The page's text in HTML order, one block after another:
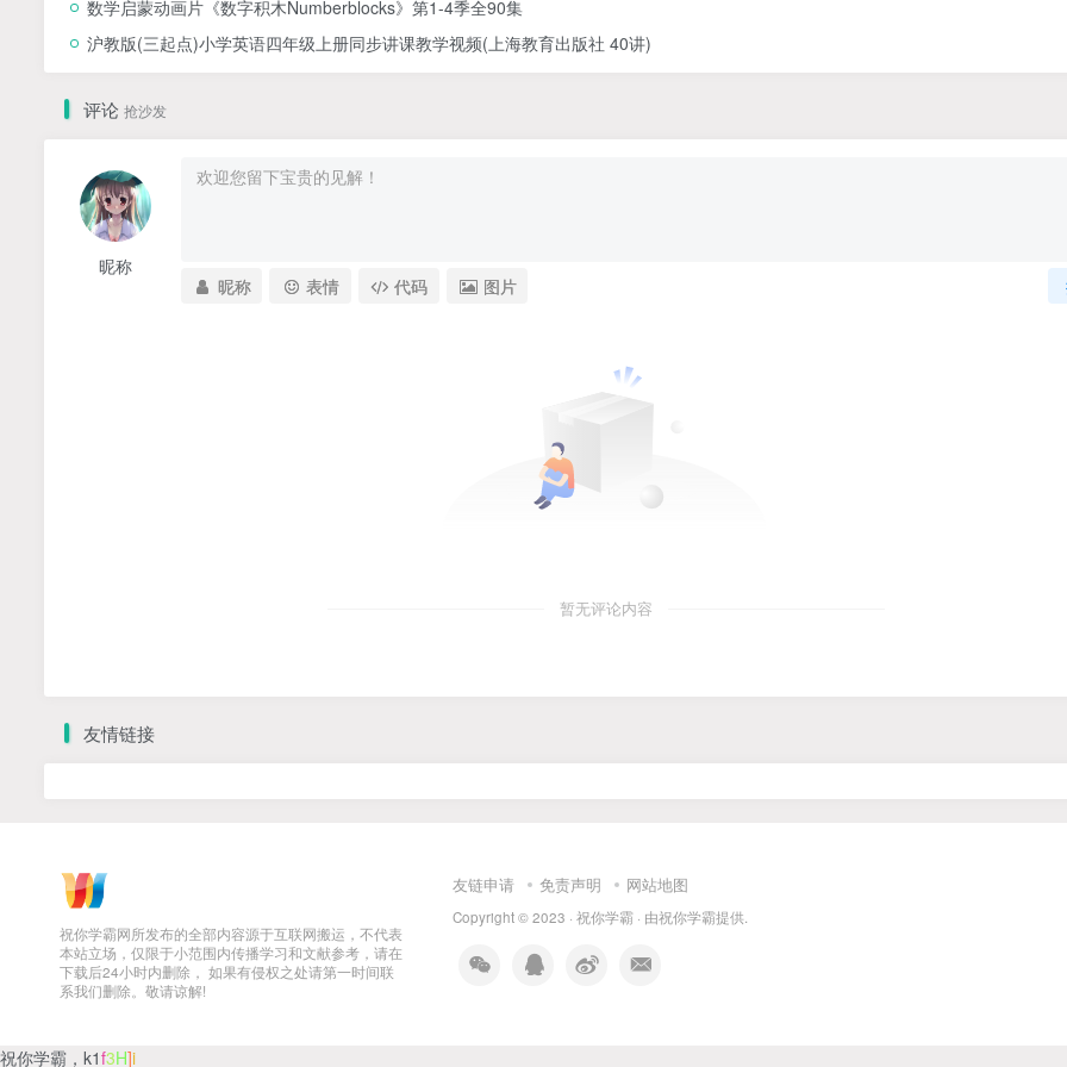
数学启蒙动画片《数字积木Numberblocks》第1-4季全90集
沪教版(三起点)小学英语四年级上册同步讲课教学视频(上海教育出版社 40讲)
评论 抢沙发
昵称
昵称 表情 代码 图片
暂无评论内容
友情链接
祝你学霸网所发布的全部内容源于互联网搬运，不代表
本站立场，仅限于小范围内传播学习和文献参考，请在
下载后24小时内删除， 如果有侵权之处请第一时间联
系我们删除。敬请谅解!
友链申请 免责声明 网站地图
Copyright © 2023 · 祝你学霸 · 由祝你学霸提供.
祝你学霸，k12.zhuni